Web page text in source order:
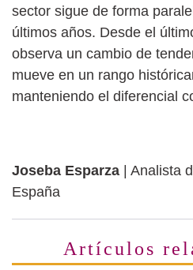
sector sigue de forma
últimos años. Desde el
observa un cambio de
mueve en un rango
manteniendo el diferencial
Joseba Esparza | Analista
España
Artículos